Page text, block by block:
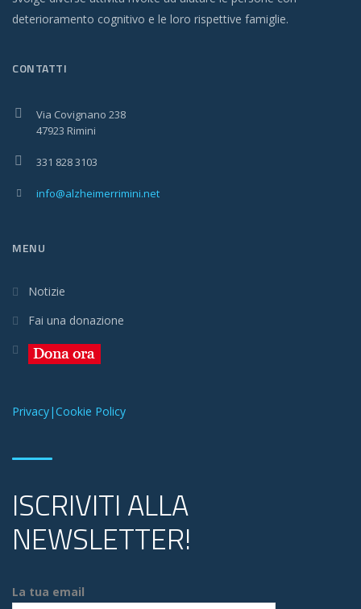
deterioramento cognitivo e le loro rispettive famiglie.
CONTATTI
Via Covignano 238
47923 Rimini
331 828 3103
info@alzheimerrimini.net
MENU
Notizie
Fai una donazione
Privacy|Cookie Policy
ISCRIVITI ALLA
NEWSLETTER!
La tua email